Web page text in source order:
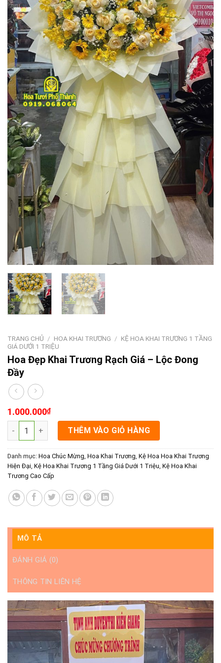
TRANG CHỦ / HOA KHAI TRƯƠNG / KỆ HOA KHAI TRƯƠNG 1 TẦNG
GIÁ DƯỚI 1 TRIỆU
Hoa Đẹp Khai Trương Rạch Giá – Lộc Đong
Đầy
1.000.000₫
Hoa Đẹp Khai Trương Rạch Giá - Lộc Đong Đầy số lượng
THÊM VÀO GIỎ HÀNG
Danh mục: Hoa Chúc Mừng, Hoa Khai Trương, Kệ Hoa Hoa Khai Trương
Hiện Đại, Kệ Hoa Khai Trương 1 Tầng Giá Dưới 1 Triệu, Kệ Hoa Khai
Trương Cao Cấp
MÔ TẢ
ĐÁNH GIÁ (0)
THÔNG TIN LIÊN HỆ